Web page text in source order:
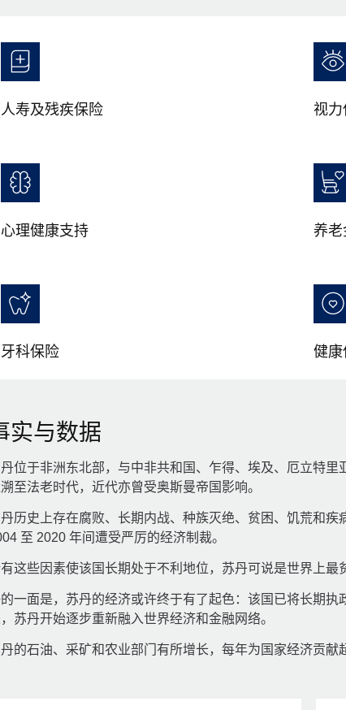
人寿及残疾保险 视
心理健康支持 养
牙科保险 健
实与数据
位于非洲东北部，与中非共和国、乍得、埃及、厄立特
至法老时代，近代亦曾受奥斯曼帝国影响。
历史上存在腐败、长期内战、种族灭绝、贫困、饥荒和
至 2020 年间遭受严厉的经济制裁。
这些因素使该国长期处于不利地位，苏丹可说是世界上最
一面是，苏丹的经济或许终于有了起色：该国已将长期
苏丹开始逐步重新融入世界经济和金融网络。
的石油、采矿和农业部门有所增长，每年为国家经济贡献